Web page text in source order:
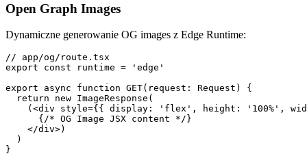
Open Graph Images
Dynamiczne generowanie OG images z Edge Runtime:
// app/og/route.tsx
export const runtime = 'edge'
export async function GET(request: Request) {
  return new ImageResponse(
(<div style={{ display: 'flex', height: '100%',
      {/* OG Image JSX content */}
    </div>)
  )
}